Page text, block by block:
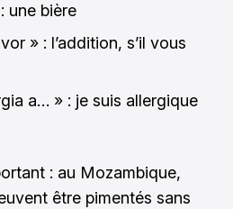
une bière
» : l’addition, s’il vous
a… » : je suis allergique
: au Mozambique,
être pimentés sans